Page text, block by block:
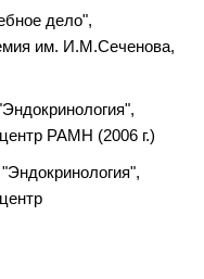
дело",
им. И.М.Сеченова,
РАМН (2006 г.)